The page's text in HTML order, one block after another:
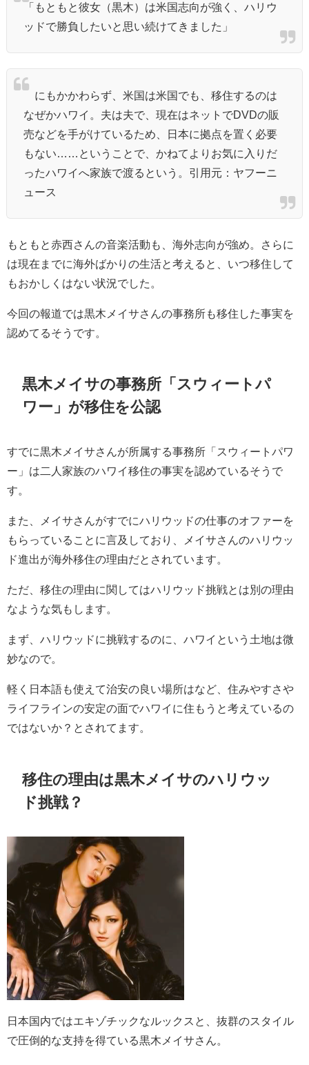
「もともと彼女（黒木）は米国志向が強く、ハリウ
ッドで勝負したいと思い続けてきました」
にもかかわらず、米国は米国でも、移住するのは
なぜかハワイ。夫は夫で、現在はネットでDVDの販
売などを手がけているため、日本に拠点を置く必要
もない……ということで、かねてよりお気に入りだ
ったハワイへ家族で渡るという。引用元：ヤフーニ
ュース
もともと赤西さんの音楽活動も、海外志向が強め。さらに
は現在までに海外ばかりの生活と考えると、いつ移住して
もおかしくはない状況でした。
今回の報道では黒木メイサさんの事務所も移住した事実を
認めてるそうです。
黒木メイサの事務所「スウィートパ
ワー」が移住を公認
すでに黒木メイサさんが所属する事務所「スウィートパワ
ー」は二人家族のハワイ移住の事実を認めているそうで
す。
また、メイサさんがすでにハリウッドの仕事のオファーを
もらっていることに言及しており、メイサさんのハリウッ
ド進出が海外移住の理由だとされています。
ただ、移住の理由に関してはハリウッド挑戦とは別の理由
なような気もします。
まず、ハリウッドに挑戦するのに、ハワイという土地は微
妙なので。
軽く日本語も使えて治安の良い場所はなど、住みやすさや
ライフラインの安定の面でハワイに住もうと考えているの
ではないか？とされてます。
移住の理由は黒木メイサのハリウッ
ド挑戦？
日本国内ではエキゾチックなルックスと、抜群のスタイル
で圧倒的な支持を得ている黒木メイサさん。